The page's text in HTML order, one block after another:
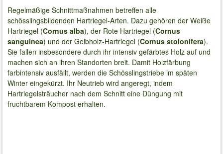
Regelmäßige Schnittmaßnahmen betreffen alle
schösslingsbildenden Hartriegel-Arten. Dazu gehören der Weiße
Hartriegel (Cornus alba), der Rote Hartriegel (Cornus
sanguinea) und der Gelbholz-Hartriegel (Cornus stolonifera).
Sie fallen insbesondere durch ihr intensiv gefärbtes Holz auf und
machen sich an ihren Standorten breit. Damit Holzfärbung
farbintensiv ausfällt, werden die Schösslingstriebe im späten
Winter eingekürzt. Ihr Neutrieb wird angeregt, indem
Hartriegelsträucher nach dem Schnitt eine Düngung mit
fruchtbarem Kompost erhalten.